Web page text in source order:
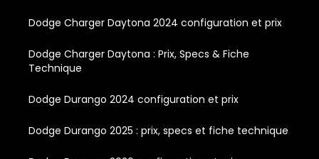
Dodge Charger Daytona 2024 configuration et prix
Dodge Charger Daytona : Prix, Specs & Fiche
Technique
Dodge Durango 2024 configuration et prix
Dodge Durango 2025 : prix, specs et fiche technique